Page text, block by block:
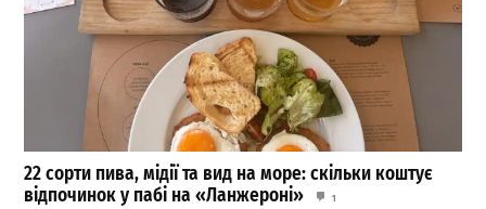
22 сорти пива, мідії та вид на море: скільки коштує
відпочинок у пабі на «Ланжероні»
1